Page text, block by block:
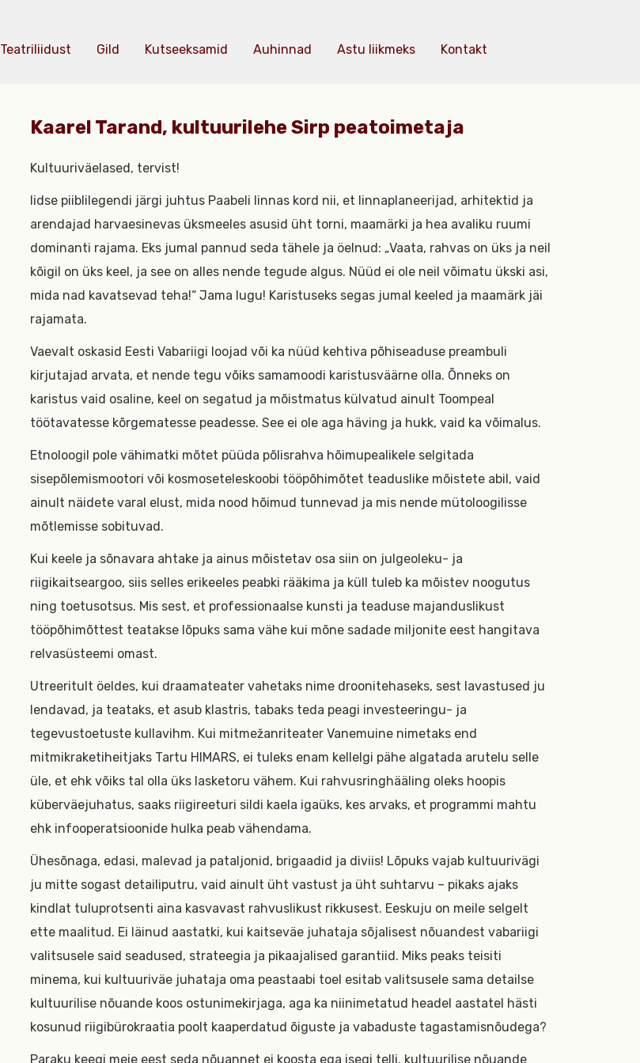
Teatriliidust Gild Kutseeksamid Auhinnad Astu liikmeks Kontakt
Kaarel Tarand, kultuurilehe Sirp peatoimetaja
Kultuuriväelased, tervist!
Iidse piiblilegendi järgi juhtus Paabeli linnas kord nii, et linnaplaneerijad, arhitektid ja
arendajad harvaesinevas üksmeeles asusid üht torni, maamärki ja hea avaliku ruumi
dominanti rajama. Eks jumal pannud seda tähele ja öelnud: „Vaata, rahvas on üks ja neil
kõigil on üks keel, ja see on alles nende tegude algus. Nüüd ei ole neil võimatu ükski asi,
mida nad kavatsevad teha!“ Jama lugu! Karistuseks segas jumal keeled ja maamärk jäi
rajamata.
Vaevalt oskasid Eesti Vabariigi loojad või ka nüüd kehtiva põhiseaduse preambuli
kirjutajad arvata, et nende tegu võiks samamoodi karistusväärne olla. Õnneks on
karistus vaid osaline, keel on segatud ja mõistmatus külvatud ainult Toompeal
töötavatesse kõrgematesse peadesse. See ei ole aga häving ja hukk, vaid ka võimalus.
Etnoloogil pole vähimatki mõtet püüda põlisrahva hõimupealikele selgitada
sisepõlemismootori või kosmoseteleskoobi tööpõhimõtet teaduslike mõistete abil, vaid
ainult näidete varal elust, mida nood hõimud tunnevad ja mis nende mütoloogilisse
mõtlemisse sobituvad.
Kui keele ja sõnavara ahtake ja ainus mõistetav osa siin on julgeoleku- ja
riigikaitseargoo, siis selles erikeeles peabki rääkima ja küll tuleb ka mõistev noogutus
ning toetusotsus. Mis sest, et professionaalse kunsti ja teaduse majanduslikust
tööpõhimõttest teatakse lõpuks sama vähe kui mõne sadade miljonite eest hangitava
relvasüsteemi omast.
Utreeritult öeldes, kui draamateater vahetaks nime droonitehaseks, sest lavastused ju
lendavad, ja teataks, et asub klastris, tabaks teda peagi investeeringu- ja
tegevustoetuste kullavihm. Kui mitmežanriteater Vanemuine nimetaks end
mitmikraketiheitjaks Tartu HIMARS, ei tuleks enam kellelgi pähe algatada arutelu selle
üle, et ehk võiks tal olla üks lasketoru vähem. Kui rahvusringhääling oleks hoopis
küberväejuhatus, saaks riigireeturi sildi kaela igaüks, kes arvaks, et programmi mahtu
ehk infooperatsioonide hulka peab vähendama.
Ühesõnaga, edasi, malevad ja pataljonid, brigaadid ja diviis! Lõpuks vajab kultuurivägi
ju mitte sogast detailiputru, vaid ainult üht vastust ja üht suhtarvu – pikaks ajaks
kindlat tuluprotsenti aina kasvavast rahvuslikust rikkusest. Eeskuju on meile selgelt
ette maalitud. Ei läinud aastatki, kui kaitseväe juhataja sõjalisest nõuandest vabariigi
valitsusele said seadused, strateegia ja pikaajalised garantiid. Miks peaks teisiti
minema, kui kultuuriväe juhataja oma peastaabi toel esitab valitsusele sama detailse
kultuurilise nõuande koos ostunimekirjaga, aga ka niinimetatud headel aastatel hästi
kosunud riigibürokraatia poolt kaaperdatud õiguste ja vabaduste tagastamisnõudega?
Paraku keegi meie eest seda nõuannet ei koosta ega isegi telli, kultuurilise nõuande